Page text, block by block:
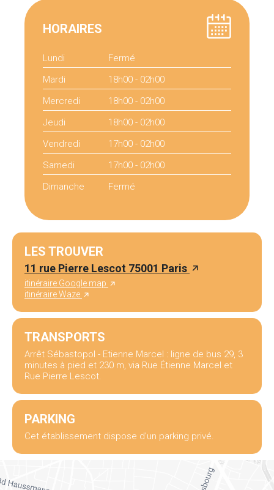
HORAIRES
Lundi
Fermé
Mardi
18h00 - 02h00
Mercredi
18h00 - 02h00
Jeudi
18h00 - 02h00
Vendredi
17h00 - 02h00
Samedi
17h00 - 02h00
Dimanche
Fermé
LES TROUVER
11 rue Pierre Lescot 75001 Paris
itinéraire Google map
itinéraire Waze
TRANSPORTS
Arrêt Sébastopol - Etienne Marcel : ligne de bus 29, 3
minutes à pied et 230 m, via Rue Étienne Marcel et
Rue Pierre Lescot.
PARKING
Cet établissement dispose d'un parking privé.